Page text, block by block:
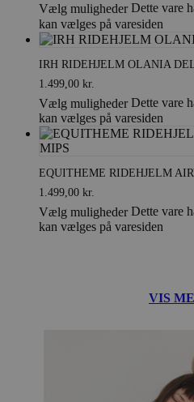
Vælg muligheder Dette vare
kan vælges på varesiden
IRH RIDEHJELM OLANIA
1.499,00 kr.
Vælg muligheder Dette vare
kan vælges på varesiden
EQUITHEME RIDEHJELM
1.499,00 kr.
Vælg muligheder Dette vare
kan vælges på varesiden